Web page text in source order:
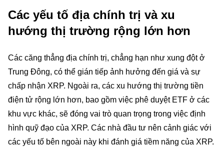
Các yếu tố địa chính trị và xu
hướng thị trường rộng lớn hơn
Các căng thẳng địa chính trị, chẳng hạn như xung đột ở
Trung Đông, có thể gián tiếp ảnh hưởng đến giá và sự
chấp nhận XRP. Ngoài ra, các xu hướng thị trường tiền
điện tử rộng lớn hơn, bao gồm việc phê duyệt ETF ở các
khu vực khác, sẽ đóng vai trò quan trọng trong việc định
hình quỹ đạo của XRP. Các nhà đầu tư nên cảnh giác với
các yếu tố bên ngoài này khi đánh giá tiềm năng của XRP.